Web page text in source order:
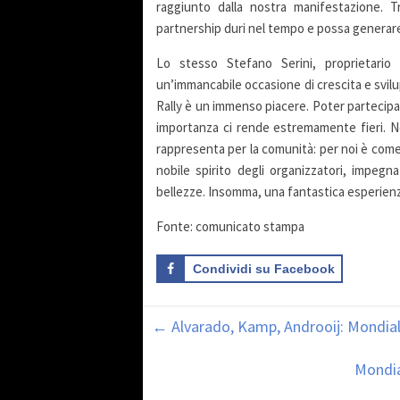
raggiunto dalla nostra manifestazione.
partnership duri nel tempo e possa
Lo stesso Stefano Serini,
un’immancabile occasione di crescita e
Rally è un immenso piacere. Poter
importanza ci rende estremamente fieri.
rappresenta per la comunità: per noi è
nobile spirito degli organizzatori,
bellezze. Insomma, una fantastica
Fonte: comunicato stampa
Condividi su Facebook
← Alvarado, Kamp, Androoij: